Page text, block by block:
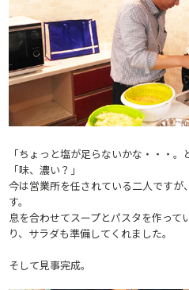
「ちょっと塩が足らないかな・・・。
「味、濃い？」
今は営業所を任されている二人です
す。
息を合わせてスープとパスタを作って
り、サラダも準備してくれました。
そして見事完成。